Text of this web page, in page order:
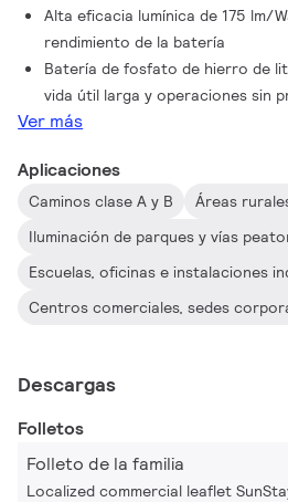
Alta eficacia lumínica de 175 lm/
rendimiento de la batería
Batería de fosfato de hierro de
vida útil larga y operaciones sin
Ver más
Aplicaciones
Caminos clase A y B
Áreas
Iluminación de parques y vías
Escuelas, oficinas e instalaciones
Centros comerciales, sedes
Descargas
Folletos
Folleto de la familia
Localized commercial leaflet